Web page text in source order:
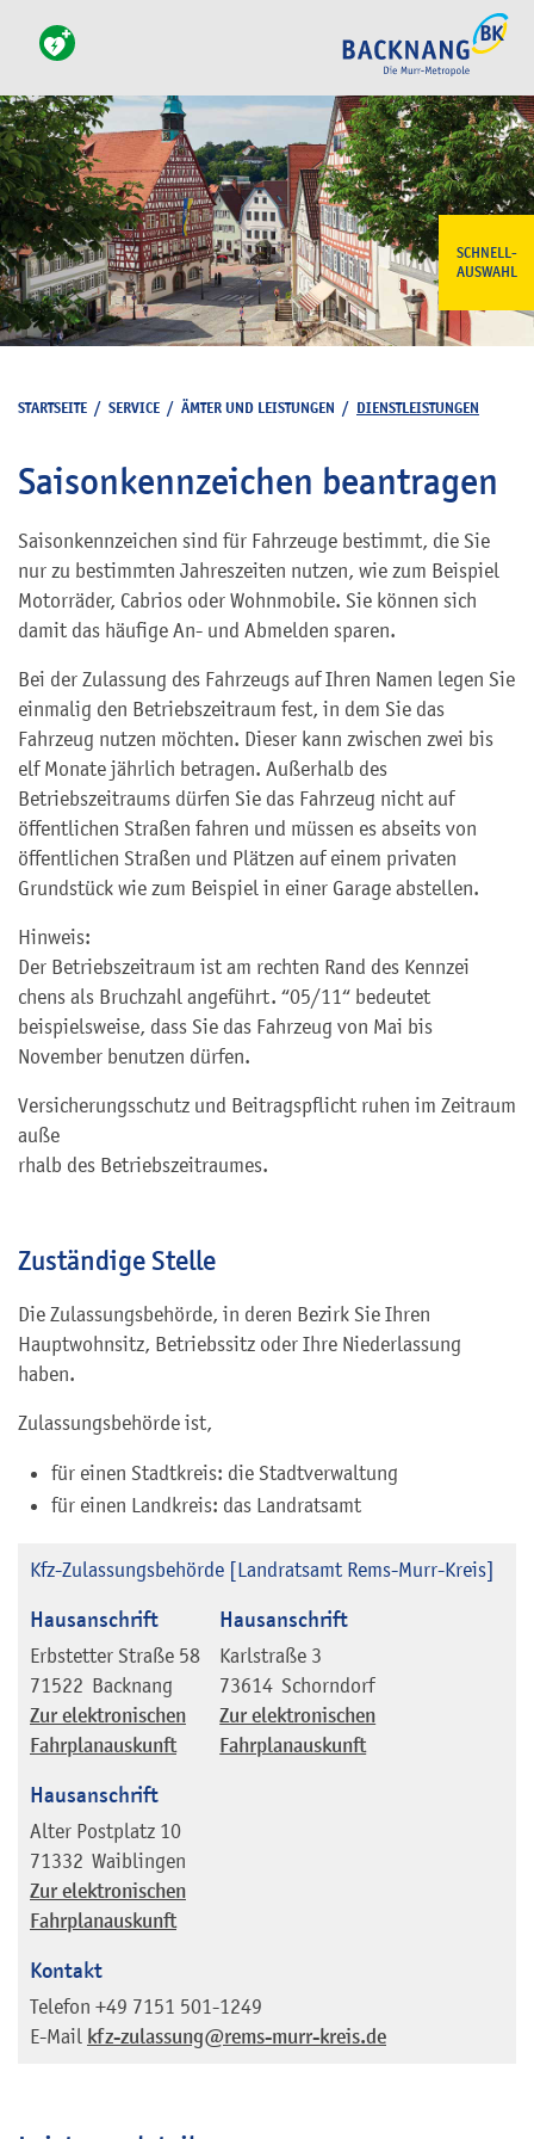
SCHNELL-
AUSWAHL
STARTSEITE / SERVICE / ÄMTER UND LEISTUNGEN / DIENSTLEISTUNGEN
Saisonkennzeichen beantragen
Saisonkennzeichen sind für Fahrzeuge bestimmt, die Sie
nur zu bestimmten Jahreszeiten nutzen, wie zum Beispiel
Motorräder, Cabrios oder Wohnmobile. Sie können sich
damit das häufige An- und Abmelden sparen.
Bei der Zulassung des Fahrzeugs auf Ihren Namen legen Sie
einmalig den Betriebszeitraum fest, in dem Sie das
Fahrzeug nutzen möchten. Dieser kann zwischen zwei bis
elf Monate jährlich betragen. Außerhalb des
Betriebszeitraums dürfen Sie das Fahrzeug nicht auf
öffentlichen Straßen fahren und müssen es abseits von
öffentlichen Straßen und Plätzen auf einem privaten
Grundstück wie zum Beispiel in einer Garage abstellen.
Hinweis:
Der Betriebszeitraum ist am rechten Rand des Kennzei
chens als Bruchzahl angeführt. “05/11“ bedeutet
beispielsweise, dass Sie das Fahrzeug von Mai bis
November benutzen dürfen.
Versicherungsschutz und Beitragspflicht ruhen im Zeitraum
auße
rhalb des Betriebszeitraumes.
Zuständige Stelle
Die Zulassungsbehörde, in deren Bezirk Sie Ihren
Hauptwohnsitz, Betriebssitz oder Ihre Niederlassung
haben.
Zulassungsbehörde ist,
für einen Stadtkreis: die Stadtverwaltung
für einen Landkreis: das Landratsamt
Kfz-Zulassungsbehörde [Landratsamt Rems-Murr-Kreis]
Hausanschrift
Erbstetter Straße 58
71522 Backnang
Zur elektronischen
Fahrplanauskunft
Hausanschrift
Karlstraße 3
73614 Schorndorf
Zur elektronischen
Fahrplanauskunft
Hausanschrift
Alter Postplatz 10
71332 Waiblingen
Zur elektronischen
Fahrplanauskunft
Kontakt
Telefon +49 7151 501-1249
E-Mail kfz-zulassung@rems-murr-kreis.de